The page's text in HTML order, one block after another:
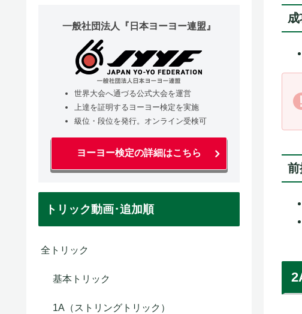
前
一般社団法人『日本ヨーヨー連盟』
世界大会へ通づる公式大会を運営
上達を証明するヨーヨー検定を実施
級位・段位を発行。オンライン受検可
ヨーヨー検定の詳細はこちら
トリック動画･追加順
全トリック
基本トリック
1A（ストリングトリック）